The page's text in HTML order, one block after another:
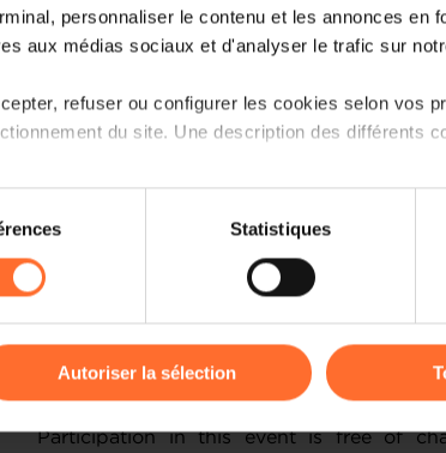
personnaliser le contenu et les annonces en
aux médias sociaux et d'analyser le trafic sur
refuser ou configurer les cookies selon vos
du site. Une description des différents
fonctionnalités (ex : lecture de vidéos,
non nécessaires.
Charte d’usage des cookies et notrePolitique de
Statistiques
Autoriser la sélection
strengths in research, technology
fostering business and research
Date: 26-29 October 2026
Participation in this event is free of